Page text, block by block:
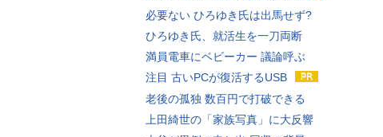
必要ない ひろゆき氏は出馬せず?
ひろゆき氏、就活生を一刀両断
満員電車にベビーカー 議論呼ぶ
注目 古いPCが復活するUSB
老後の孤独 数百円で打破できる
上田綺世の「家族写真」に大反響